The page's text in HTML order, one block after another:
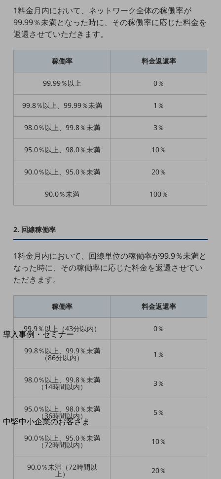
通信モジュール製品
衛星携帯電話
IOT完了済みメーカーブランド製品
料金TOP
ケータイプラン
5Gデータプラス
データプラス
home5Gプラン
モバイルサービス
端末の一元管理
運用保守・故障紛失サポート
回線・ネットワーク
お手続き
サービスをご利用中のお客さま
導入事例・セミナー
導入事例TOP
最新の導入事例や注目の導入事例をご紹介します
開催・出展する各種セミナー、イベント情報をご紹介します
中堅中小企業のお客さま
NTTドコモビジネスウォッチ
ビジネスお役立ち情報
解決するヒントをお届けする記事サイト
1料金月内において、ネットワーク全体の稼働率が
99.99％未満となった時に、その稼働率に応じた料金を
返還させていただきます。
稼働率 料金返還率
99.99％以上 0％
99.8％以上、99.99％未満 1％
98.0％以上、99.8％未満 3％
95.0％以上、98.0％未満 10％
90.0％以上、95.0％未満 20％
90.0％未満 100％
2. 回線稼働率
1料金月内において、回線単位の稼働率が99.9％未満と
なった時に、その稼働率に応じた料金を返還させてい
ただきます。
稼働率 料金返還率
99.9％以上（43分以内） 0％
99.8％以上、99.9％未満
（86分以内） 1％
98.0％以上、99.8％未満
（14時間以内） 3％
95.0％以上、98.0％未満
（36時間以内） 5％
90.0％以上、95.0％未満
（72時間以内） 10％
90.0％未満（72時間以
上） 20％